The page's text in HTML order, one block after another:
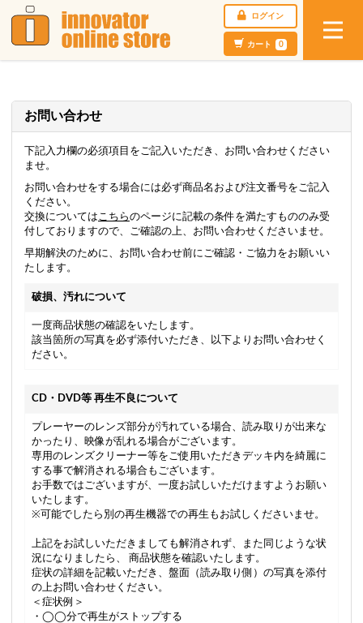
ログイン
カート 0
お問い合わせ
下記入力欄の必須項目をご記入いただき、お問い合わせください
ませ。
お問い合わせをする場合には必ず商品名および注文番号をご記入
ください。
交換についてはこちらのページに記載の条件を満たすもののみ受
付しておりますので、ご確認の上、お問い合わせくださいませ。
早期解決のために、お問い合わせ前にご確認・ご協力をお願いい
たします。
破損、汚れについて
一度商品状態の確認をいたします。
該当箇所の写真を必ず添付いただき、以下よりお問い合わせく
ださい。
CD・DVD等 再生不良について
プレーヤーのレンズ部分が汚れている場合、読み取りが出来な
かったり、映像が乱れる場合がございます。
専用のレンズクリーナー等をご使用いただきデッキ内を綺麗に
する事で解消される場合もございます。
お手数ではございますが、一度お試しいただけますようお願い
いたします。
※可能でしたら別の再生機器での再生もお試しくださいませ。
上記をお試しいただきましても解消されず、また同じような状
況になりましたら、 商品状態を確認いたします。
症状の詳細を記載いただき、盤面（読み取り側）の写真を添付
の上お問い合わせください。
＜症状例＞
・◯◯分で再生がストップする